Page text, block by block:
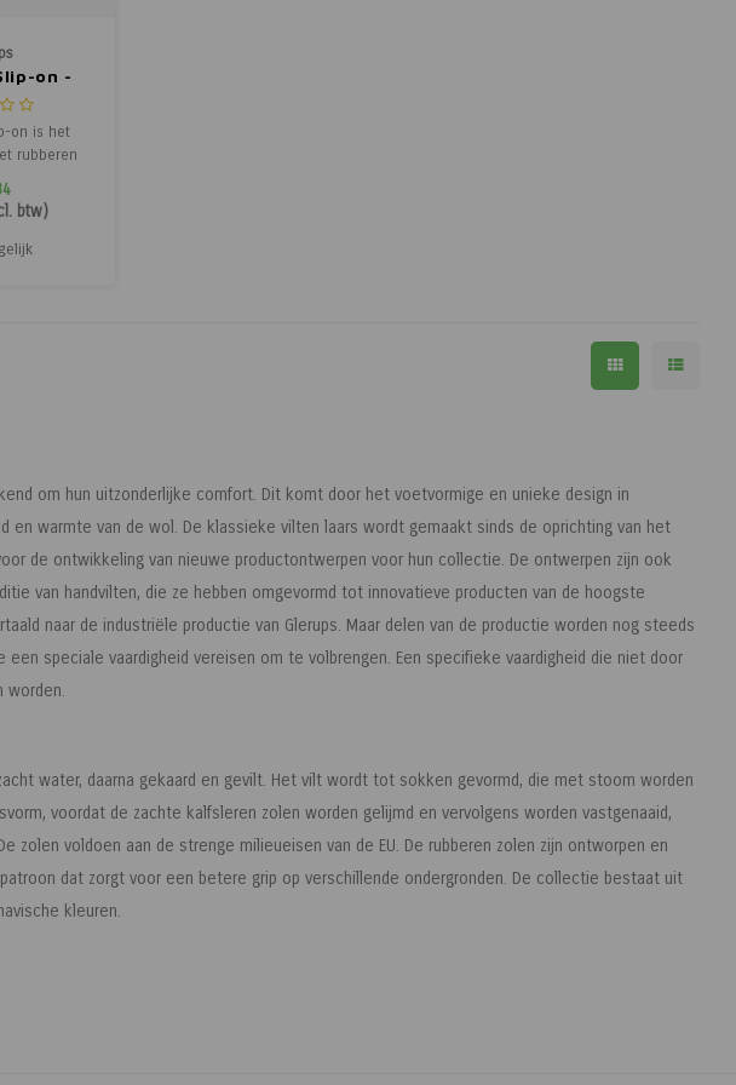
on -
Zool -
on is het
rubberen
is flexibel
om in te
pantoffels
zijn ook
btw)
om hun uitzonderlijke comfort. Dit komt door het voetvormige en unieke design in
en warmte van de wol. De klassieke vilten laars wordt gemaakt sinds de oprichting van het
de ontwikkeling van nieuwe productontwerpen voor hun collectie. De ontwerpen zijn ook
van handvilten, die ze hebben omgevormd tot innovatieve producten van de hoogste
naar de industriële productie van Glerups. Maar delen van de productie worden nog steeds
een speciale vaardigheid vereisen om te volbrengen. Een specifieke vaardigheid die niet door
worden.
water, daarna gekaard en gevilt. Het vilt wordt tot sokken gevormd, die met stoom worden
voordat de zachte kalfsleren zolen worden gelijmd en vervolgens worden vastgenaaid,
zolen voldoen aan de strenge milieueisen van de EU. De rubberen zolen zijn ontworpen en
dat zorgt voor een betere grip op verschillende ondergronden. De collectie bestaat uit
kleuren.